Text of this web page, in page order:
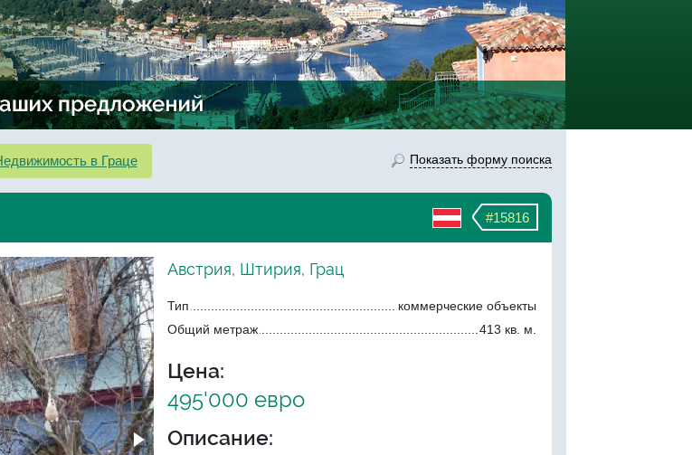
в Граце Показать форму поиска
#15816
Австрия, Штирия, Грац
Тип
коммерческие объекты
Общий метраж
413 кв. м.
Цена:
495'000 евро
Описание: